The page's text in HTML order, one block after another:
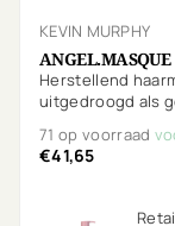
KEVIN MURPHY
ANGEL.MASQUE
Herstellend
uitgedroogd als
71 op voorraad
€41,65